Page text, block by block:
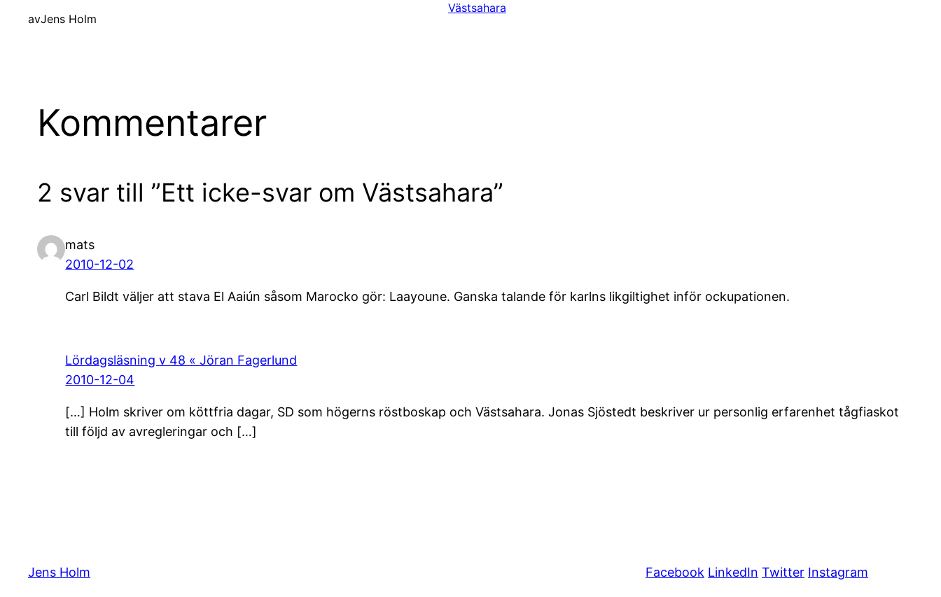
avJens Holm
Västsahara
Kommentarer
2 svar till ”Ett icke-svar om Västsahara”
mats
2010-12-02
Carl Bildt väljer att stava El Aaiún såsom Marocko gör: Laayoune. Ganska talande för karlns likgiltighet inför ockupationen.
Lördagsläsning v 48 « Jöran Fagerlund
2010-12-04
[…] Holm skriver om köttfria dagar, SD som högerns röstboskap och Västsahara. Jonas Sjöstedt beskriver ur personlig erfarenhet tågfiaskot
till följd av avregleringar och […]
Jens Holm Facebook LinkedIn Twitter Instagram